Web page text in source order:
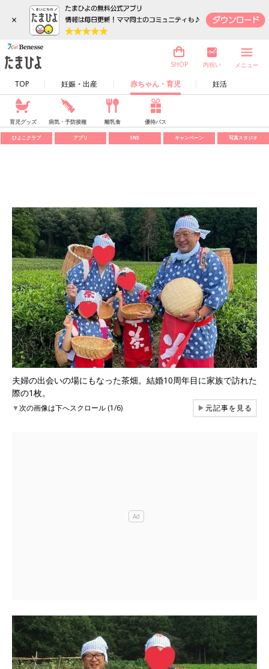
×
TOP 妊娠・出産 赤ちゃん・育児 妊活
SHOP 内祝い メニュー
育児グッズ 病気・予防接種 離乳食 優待パス
ひよこクラブ アプリ SNS キャンペーン 写真スタジオ
夫婦の出会いの場にもなった茶畑。結婚10周年目に家族で訪れた
際の1枚。
▼次の画像は下へスクロール (1/6) ▶元記事を見る